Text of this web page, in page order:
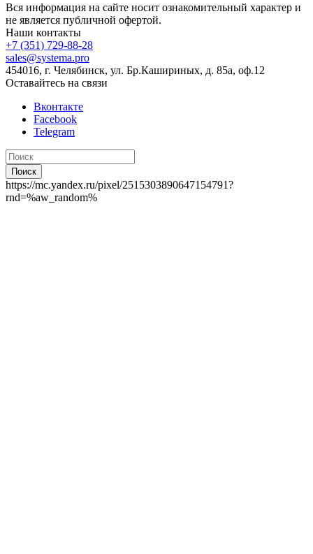
Вся информация на сайте носит ознакомительный характер и
не является публичной офертой.
Наши контакты
+7 (351) 729-88-28
sales@systema.pro
454016, г. Челябинск, ул. Бр.Кашириных, д. 85а, оф.12
Оставайтесь на связи
Вконтакте
Facebook
Telegram
Поиск
https://mc.yandex.ru/pixel/2515303890647154791?
rnd=%aw_random%